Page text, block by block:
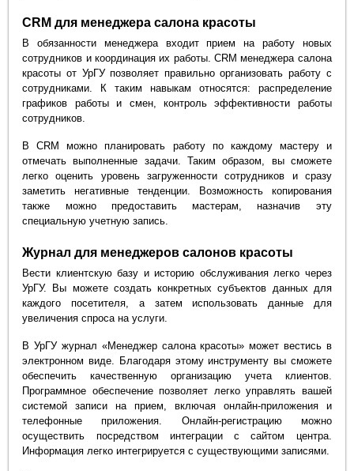
CRM для менеджера салона красоты
В обязанности менеджера входит прием на работу новых
сотрудников и координация их работы. CRM менеджера салона
красоты от УрГУ позволяет правильно организовать работу с
сотрудниками. К таким навыкам относятся: распределение
графиков работы и смен, контроль эффективности работы
сотрудников.
В CRM можно планировать работу по каждому мастеру и
отмечать выполненные задачи. Таким образом, вы сможете
легко оценить уровень загруженности сотрудников и сразу
заметить негативные тенденции. Возможность копирования
также можно предоставить мастерам, назначив эту
специальную учетную запись.
Журнал для менеджеров салонов красоты
Вести клиентскую базу и историю обслуживания легко через
УрГУ. Вы можете создать конкретных субъектов данных для
каждого посетителя, а затем использовать данные для
увеличения спроса на услуги.
В УрГУ журнал «Менеджер салона красоты» может вестись в
электронном виде. Благодаря этому инструменту вы сможете
обеспечить качественную организацию учета клиентов.
Программное обеспечение позволяет легко управлять вашей
системой записи на прием, включая онлайн-приложения и
телефонные приложения. Онлайн-регистрацию можно
осуществить посредством интеграции с сайтом центра.
Информация легко интегрируется с существующими записями.